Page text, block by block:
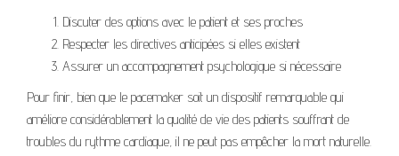
Discuter des options avec le patient et ses proches
Respecter les directives anticipées si elles existent
Assurer un accompagnement psychologique si nécessaire
Pour finir, bien que le pacemaker soit un dispositif remarquable qui
améliore considérablement la qualité de vie des patients souffrant de
troubles du rythme cardiaque, il ne peut pas empêcher la mort naturelle.